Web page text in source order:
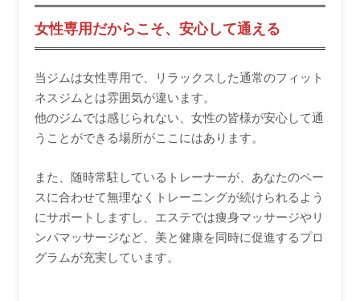
女性専用だからこそ、安心して通える
当ジムは女性専用で、リラックスした通常のフィット
ネスジムとは雰囲気が違います。
他のジムでは感じられない、女性の皆様が安心して通
うことができる場所がここにはあります。
また、随時常駐しているトレーナーが、あなたのペー
スに合わせて無理なくトレーニングが続けられるよう
にサポートしますし、エステでは痩身マッサージやリ
ンパマッサージなど、美と健康を同時に促進するプロ
グラムが充実しています。